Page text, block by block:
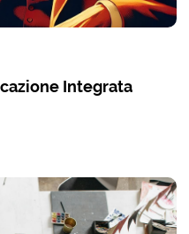
Integrata